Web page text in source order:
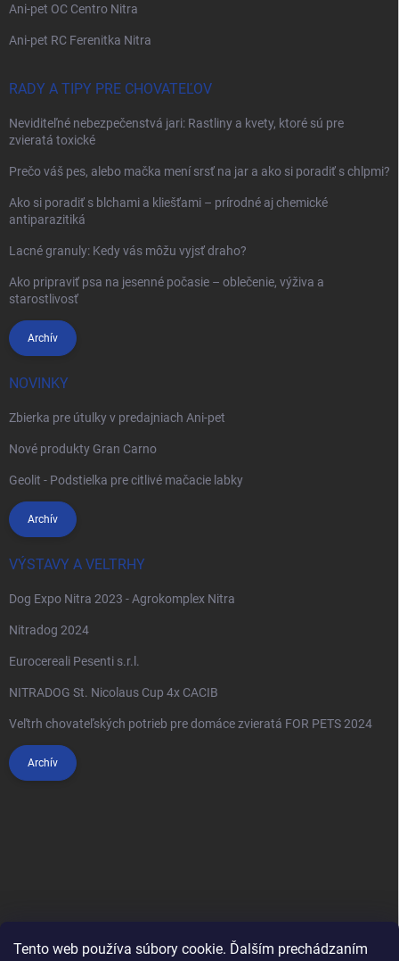
Tento web používa súbory cookie. Ďalším prechádzaním
Ani-pet OC Centro Nitra
Ani-pet RC Ferenitka Nitra
RADY A TIPY PRE CHOVATEĽOV
Neviditeľné nebezpečenstvá jari: Rastliny a kvety, ktoré sú pre
zvieratá toxické
Prečo váš pes, alebo mačka mení srsť na jar a ako si poradiť s chlpmi?
Ako si poradiť s blchami a kliešťami – prírodné aj chemické
antiparazitiká
Lacné granuly: Kedy vás môžu vyjsť draho?
Ako pripraviť psa na jesenné počasie – oblečenie, výživa a
starostlivosť
Archív
NOVINKY
Zbierka pre útulky v predajniach Ani-pet
Nové produkty Gran Carno
Geolit - Podstielka pre citlivé mačacie labky
Archív
VÝSTAVY A VELTRHY
Dog Expo Nitra 2023 - Agrokomplex Nitra
Nitradog 2024
Eurocereali Pesenti s.r.l.
NITRADOG St. Nicolaus Cup 4x CACIB
Veľtrh chovateľských potrieb pre domáce zvieratá FOR PETS 2024
Archív